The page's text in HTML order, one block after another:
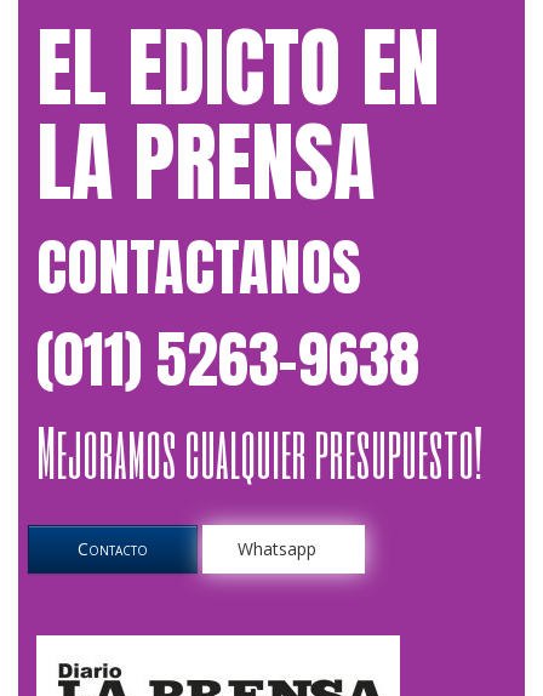
EL EDICTO EN
LA PRENSA
CONTACTANOS
(011) 5263-9638
Mejoramos cualquier presupuesto!
Contacto Whatsapp